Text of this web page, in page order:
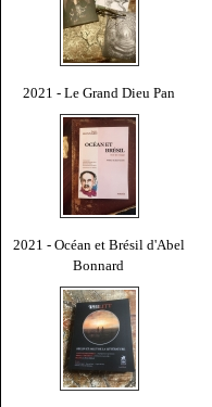
2021 - Le Grand Dieu Pan
2021 - Océan et Brésil d'Abel
Bonnard